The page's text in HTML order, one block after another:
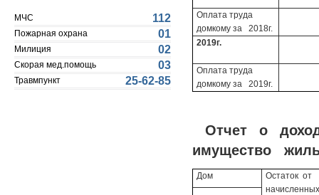
МЧС 112
Пожарная охрана 01
Милиция 02
Скорая мед.помощь 03
Травмпункт 25-62-85
Оплата труда
домкому за 2018г.
2019г.
Оплата труда
домкому за 2019г.
Отчет о
имущество
Дом
Остаток от
начисленных